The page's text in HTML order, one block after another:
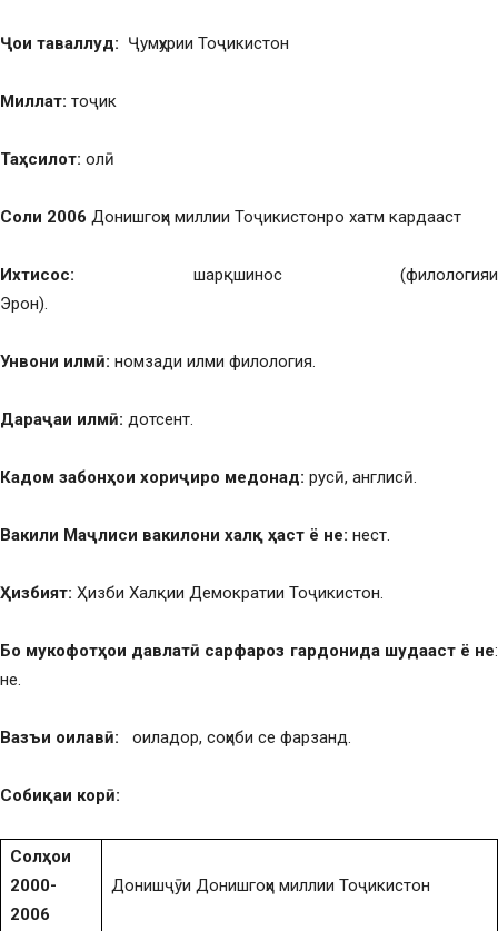
Ҷои таваллуд: Ҷумҳурии Тоҷикистон
Миллат: тоҷик
Таҳсилот: олӣ
Соли 2006 Донишгоҳи миллии Тоҷикистонро хатм кардааст
Ихтисос: шарқшинос (филологияи
Унвони илмӣ: номзади илми филология.
Дараҷаи илмӣ: дотсент.
Кадом забонҳои хориҷиро медонад: русӣ, англисӣ.
Вакили Маҷлиси вакилони халқ ҳаст ё не: нест.
Ҳизбият: Ҳизби Халқии Демократии Тоҷикистон.
Бо мукофотҳои давлатӣ сарфароз гардонида шудааст ё не:
не.
Вазъи оилавӣ: оиладор, соҳиби се фарзанд.
Собиқаи корӣ:
Солҳои
2000-
2006
Донишҷӯи Донишгоҳи миллии Тоҷикистон